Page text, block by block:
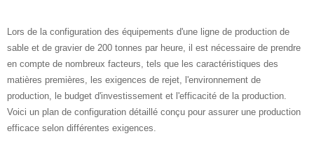
Lors de la configuration des équipements d'une ligne de production de
sable et de gravier de 200 tonnes par heure, il est nécessaire de prendre
en compte de nombreux facteurs, tels que les caractéristiques des
matières premières, les exigences de rejet, l'environnement de
production, le budget d'investissement et l'efficacité de la production.
Voici un plan de configuration détaillé conçu pour assurer une production
efficace selon différentes exigences.